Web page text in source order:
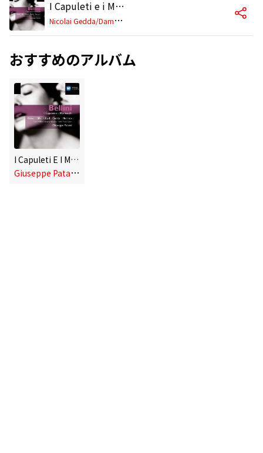
I Capuleti e i Montecchi, Act 2 Tableau 1 Scene 7: "Qua' voci! Oh Dio! … Come a cader fu rapido" (Tebaldo, Romeo, Chorus)
N
icolai Gedda/Dame Janet Baker/John Alldis Choir/John Alldis/New Philharmonia Orchestra/Giuseppe Patanè
おすすめのアルバム
I Capuleti E I Montecchi
G
iuseppe Patanè/Beverly Sills/Dame Janet Baker/Nicolai Gedda